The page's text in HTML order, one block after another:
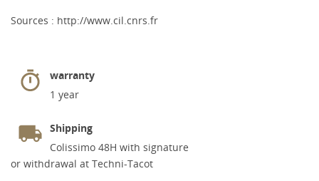
Sources : http://www.cil.cnrs.fr
warranty
1 year
Shipping
Colissimo 48H with signature
or withdrawal at Techni-Tacot